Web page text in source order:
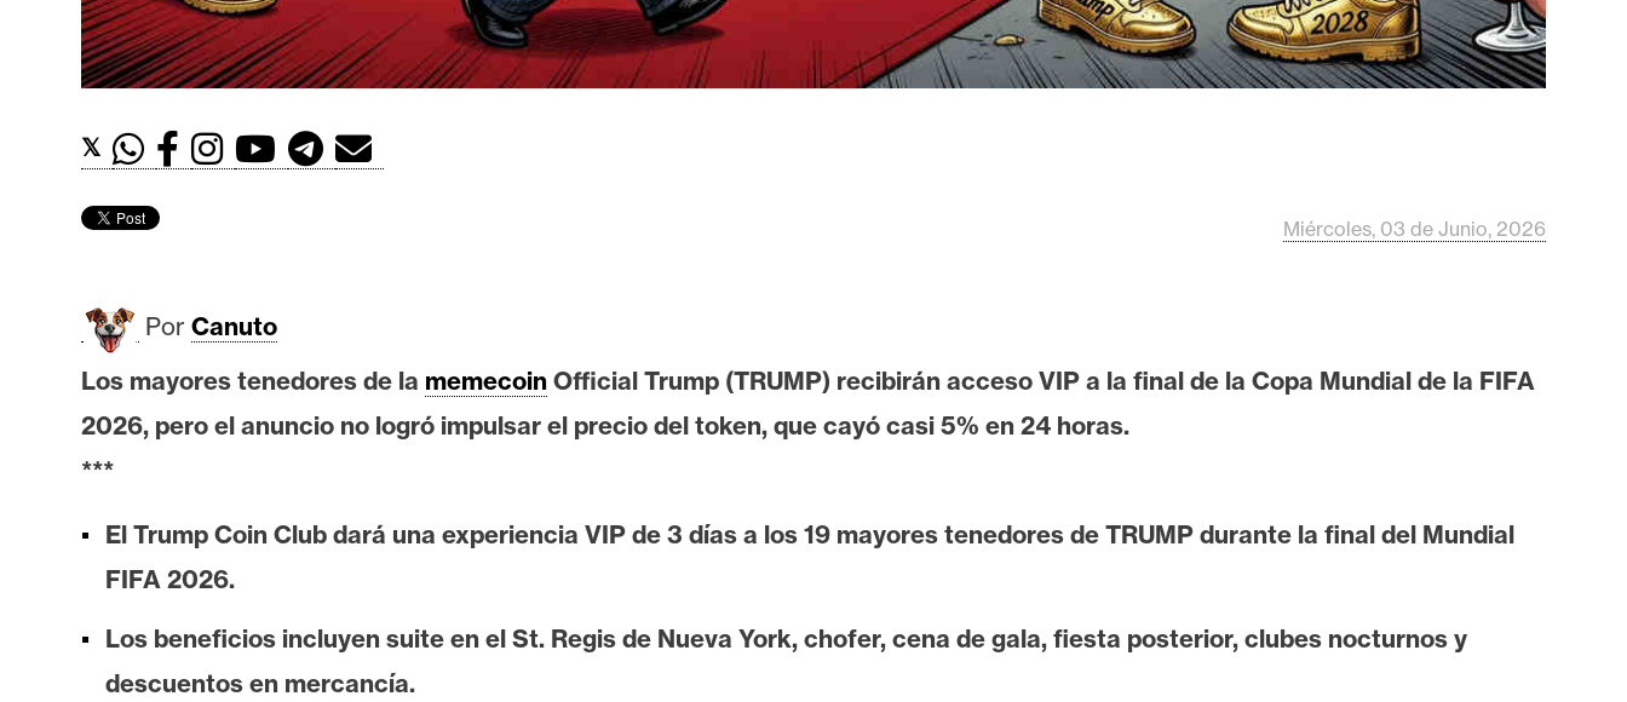
t
h
e
e
m
I
A
A
n
𝕏
Miércoles, 03 de Junio, 2026
Por Canuto
Los mayores tenedores de la memecoin Official Trump (TRUMP) recibirán acceso VIP a la final de la Copa Mundial de la FIFA
2026, pero el anuncio no logró impulsar el precio del token, que cayó casi 5% en 24 horas.
***
El Trump Coin Club dará una experiencia VIP de 3 días a los 19 mayores tenedores de TRUMP durante la final del Mundial
FIFA 2026.
Los beneficios incluyen suite en el St. Regis de Nueva York, chofer, cena de gala, fiesta posterior, clubes nocturnos y
descuentos en mercancía.